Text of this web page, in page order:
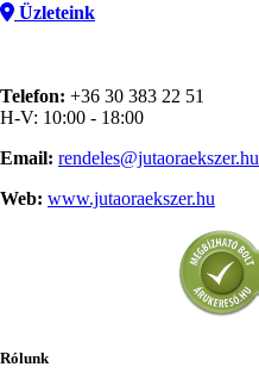
Üzleteink
Telefon: +36 30 383 22 51
H-V: 10:00 - 18:00
Email: rendeles@jutaoraekszer.hu
Web: www.jutaoraekszer.hu
Rólunk